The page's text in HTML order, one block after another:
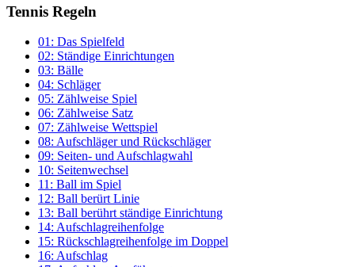
Tennis Regeln
01: Das Spielfeld
02: Ständige Einrichtungen
03: Bälle
04: Schläger
05: Zählweise Spiel
06: Zählweise Satz
07: Zählweise Wettspiel
08: Aufschläger und Rückschläger
09: Seiten- und Aufschlagwahl
10: Seitenwechsel
11: Ball im Spiel
12: Ball berürt Linie
13: Ball berührt ständige Einrichtung
14: Aufschlagreihenfolge
15: Rückschlagreihenfolge im Doppel
16: Aufschlag